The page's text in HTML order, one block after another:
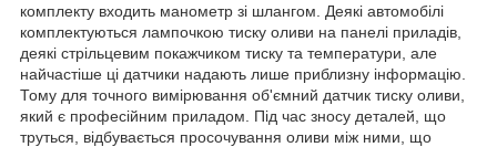
комплекту входить манометр зі шлангом. Деякі автомобілі
комплектуються лампочкою тиску оливи на панелі приладів,
деякі стрільцевим покажчиком тиску та температури, але
найчастіше ці датчики надають лише приблизну інформацію.
Тому для точного вимірювання об'ємний датчик тиску оливи,
який є професійним приладом. Під час зносу деталей, що
труться, відбувається просочування оливи між ними, що